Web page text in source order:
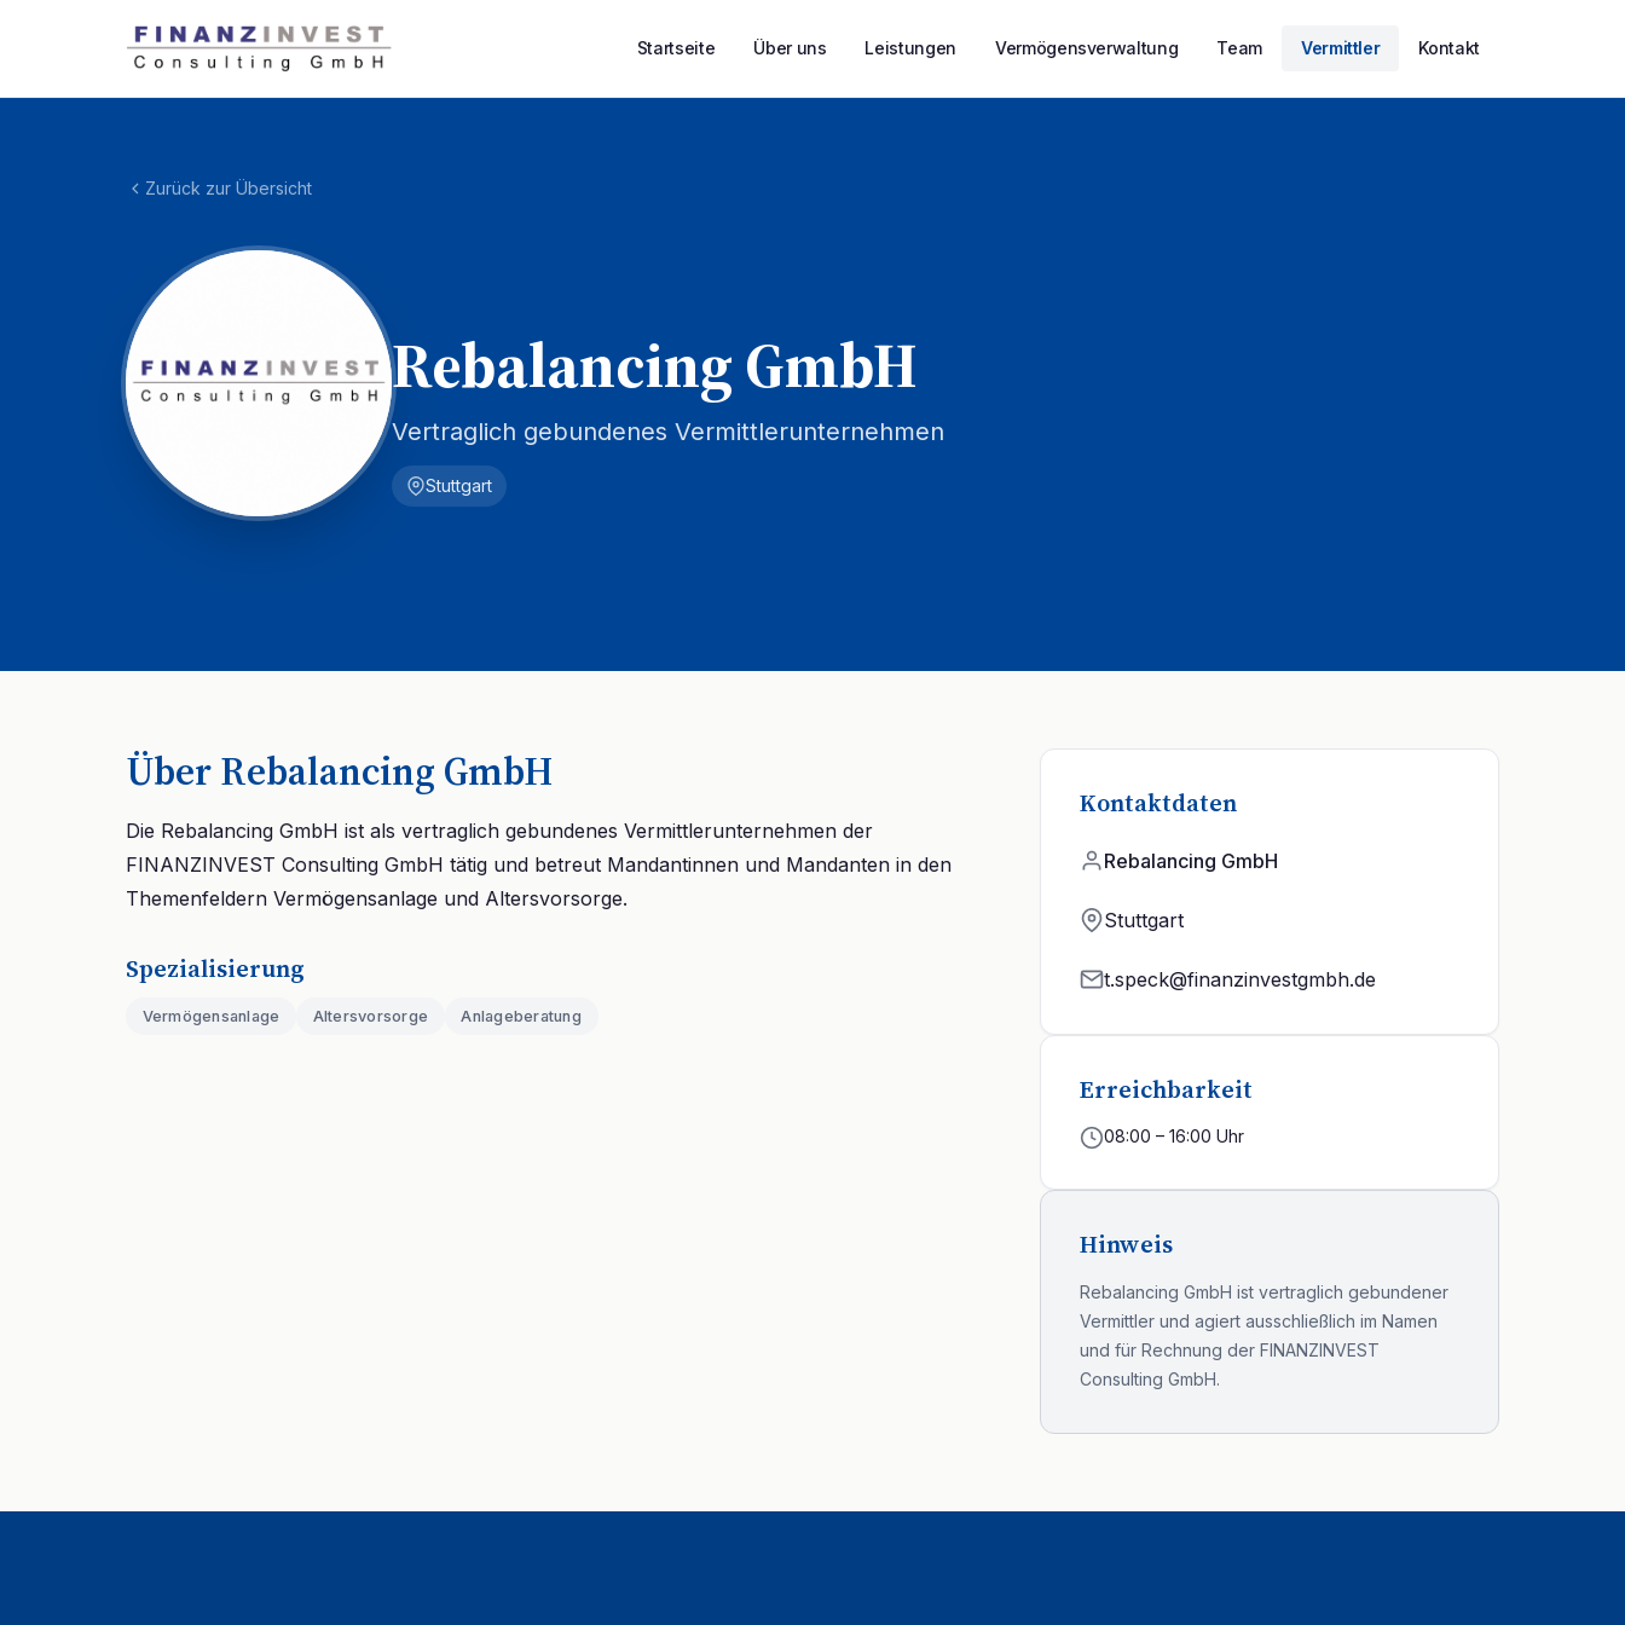
Startseite Über uns Leistungen Vermögensverwaltung Team Vermittler Kontakt
Zurück zur Übersicht
Rebalancing GmbH
Vertraglich gebundenes Vermittlerunternehmen
Stuttgart
Über Rebalancing GmbH
Die Rebalancing GmbH ist als vertraglich gebundenes Vermittlerunternehmen der
FINANZINVEST Consulting GmbH tätig und betreut Mandantinnen und Mandanten in den
Themenfeldern Vermögensanlage und Altersvorsorge.
Spezialisierung
Vermögensanlage Altersvorsorge Anlageberatung
Kontaktdaten
Rebalancing GmbH
Stuttgart
t.speck@finanzinvestgmbh.de
Erreichbarkeit
08:00 – 16:00 Uhr
Hinweis
Rebalancing GmbH ist vertraglich gebundener
Vermittler und agiert ausschließlich im Namen
und für Rechnung der FINANZINVEST
Consulting GmbH.